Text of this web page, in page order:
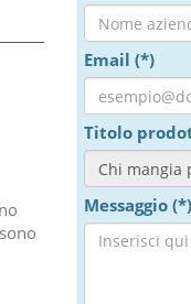
Email (*)
Titolo
Messaggio (*)